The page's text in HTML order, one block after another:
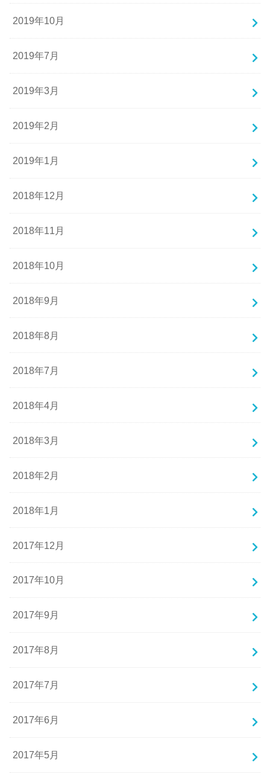
2019年10月
2019年7月
2019年3月
2019年2月
2019年1月
2018年12月
2018年11月
2018年10月
2018年9月
2018年8月
2018年7月
2018年4月
2018年3月
2018年2月
2018年1月
2017年12月
2017年10月
2017年9月
2017年8月
2017年7月
2017年6月
2017年5月